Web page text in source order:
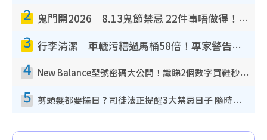
2 鬼門開2026｜8.13鬼節禁忌 22件事唔做得！燒肉、刺身要少食？半夜勿吹口哨/打呢個電話
3 行李清潔｜車轆污糟過馬桶58倍！專家警告忌用酒精抹 教1招免污手除菌
4 New Balance型號密碼大公開！識睇2個數字買鞋秒知功能免中伏 附5大熱門鞋款
5 剪頭髮都要擇日？司徒法正提醒3大禁忌日子 隨時剪走財運！呢日剪髮恐「剪壽命」？